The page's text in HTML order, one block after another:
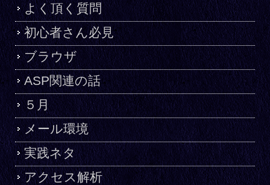
よく頂く質問
初心者さん必見
ブラウザ
ASP関連の話
５月
メール環境
実践ネタ
アクセス解析